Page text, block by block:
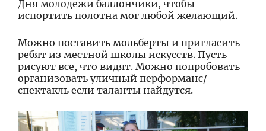
Дня молодежи баллончики, чтобы
испортить полотна мог любой желающий.
Можно поставить мольберты и пригласить
ребят из местной школы искусств. Пусть
рисуют все, что видят. Можно попробовать
организовать уличный перформанс/
спектакль если таланты найдутся.